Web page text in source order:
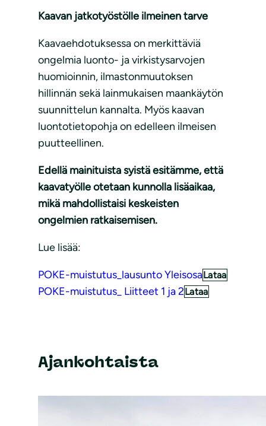
Kaavan jatkotyöstölle ilmeinen tarve
Kaavaehdotuksessa on merkittäviä
ongelmia luonto- ja virkistysarvojen
huomioinnin, ilmastonmuutoksen
hillinnän sekä lainmukaisen maankäytön
suunnittelun kannalta. Myös kaavan
luontotietopohja on edelleen ilmeisen
puutteellinen.
Edellä mainituista syistä esitämme, että
kaavatyölle otetaan kunnolla lisäaikaa,
mikä mahdollistaisi keskeisten
ongelmien ratkaisemisen.
Lue lisää:
POKE-muistutus_lausunto YleisosaLataa
POKE-muistutus_ Liitteet 1 ja 2Lataa
Ajankohtaista